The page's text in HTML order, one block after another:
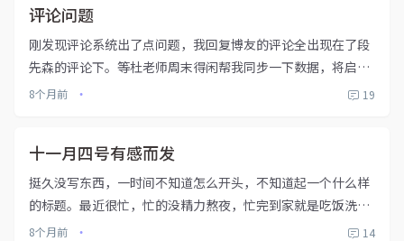
评论问题
刚发现评论系统出了点问题，我回复博友的评论全出现在了段
先森的评论下。等杜老师周末得闲帮我同步一下数据，将启用
新服务器。电脑不在身边无法修复，等待周末到来吧。暂时不
8个月前 • 19
十一月四号有感而发
挺久没写东西，一时间不知道怎么开头，不知道起一个什么样
的标题。最近很忙，忙的没精力熬夜，忙完到家就是吃饭洗漱
睡。对于时间的概念也变得格外模糊，感觉域名刚卖了两天，
8个月前 • 14